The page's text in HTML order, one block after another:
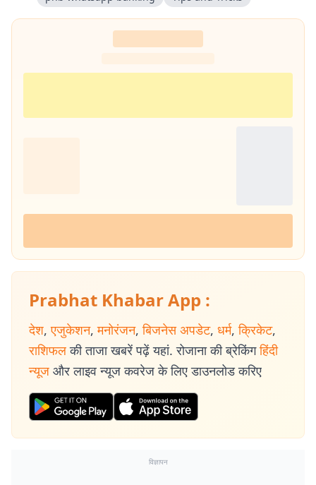
Prabhat Khabar App :
देश, एजुकेशन, मनोरंजन, बिजनेस अपडेट, धर्म, क्रिकेट,
राशिफल की ताजा खबरें पढ़ें यहां. रोजाना की ब्रेकिंग हिंदी
न्यूज और लाइव न्यूज कवरेज के लिए डाउनलोड करिए
विज्ञापन